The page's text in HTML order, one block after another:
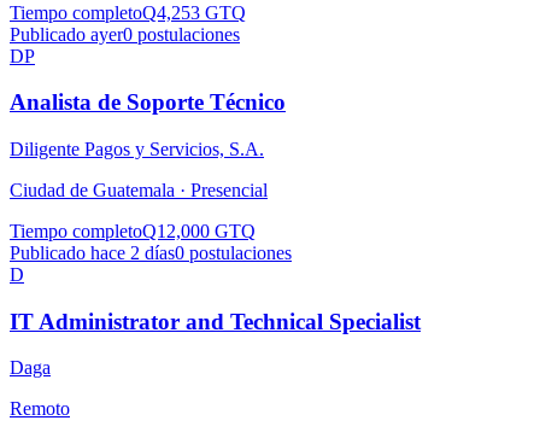
Tiempo completoQ4,253 GTQ
Publicado ayer0 postulaciones
DP
Analista de Soporte Técnico
Diligente Pagos y Servicios, S.A.
Ciudad de Guatemala · Presencial
Tiempo completoQ12,000 GTQ
Publicado hace 2 días0 postulaciones
D
IT Administrator and Technical Specialist
Daga
Remoto